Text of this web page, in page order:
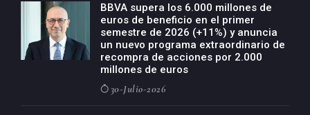
BBVA supera los 6.000 millones de
euros de beneficio en el primer
semestre de 2026 (+11%) y anuncia
un nuevo programa extraordinario de
recompra de acciones por 2.000
millones de euros
30-Julio-2026